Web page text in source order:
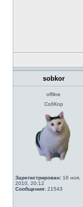
sobkor
offline
СобКор
Зарегистрирован: 16 ноя,
2010, 20:12
Сообщения: 21543